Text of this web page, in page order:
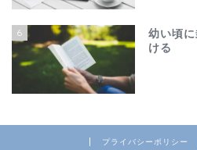
6
幼い頃
ける
プライバシーポリシー